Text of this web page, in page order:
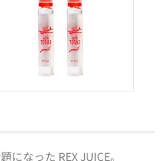
なった REX JUICE。